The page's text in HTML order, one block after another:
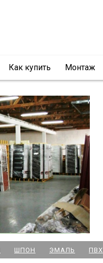
Как купить Монтаж
м. Новочеркасская
м. Парк Победы
ШПОН ЭМАЛЬ ПВХ